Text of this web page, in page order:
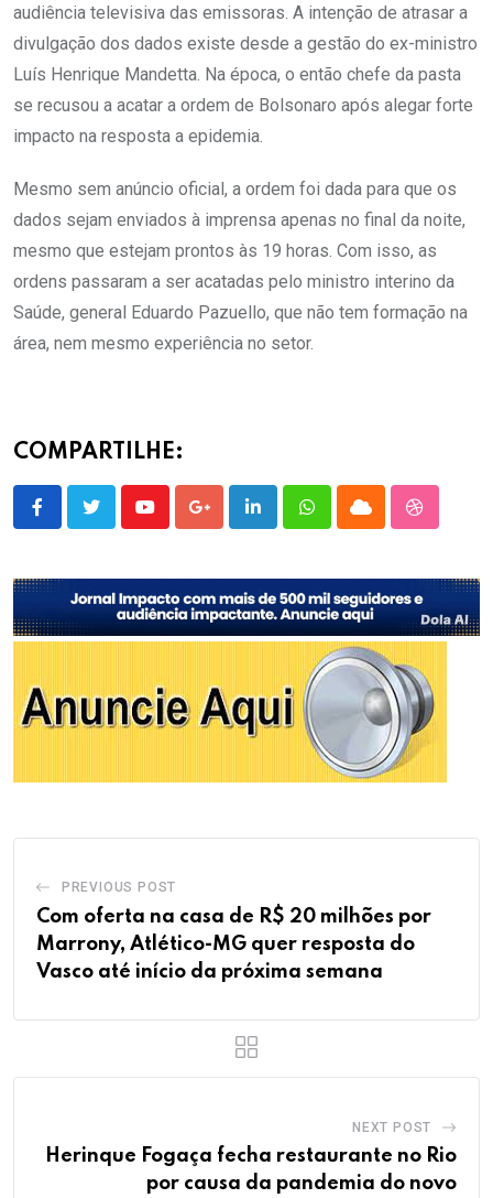
audiência televisiva das emissoras. A intenção de atrasar a
divulgação dos dados existe desde a gestão do ex-ministro
Luís Henrique Mandetta. Na época, o então chefe da pasta
se recusou a acatar a ordem de Bolsonaro após alegar forte
impacto na resposta a epidemia.
Mesmo sem anúncio oficial, a ordem foi dada para que os
dados sejam enviados à imprensa apenas no final da noite,
mesmo que estejam prontos às 19 horas. Com isso, as
ordens passaram a ser acatadas pelo ministro interino da
Saúde, general Eduardo Pazuello, que não tem formação na
área, nem mesmo experiência no setor.
COMPARTILHE:
YoutubeGoogle+LinkedInWhatsappCloud
PREVIOUS POST
Com oferta na casa de R$ 20 milhões por
Marrony, Atlético-MG quer resposta do
Vasco até início da próxima semana
NEXT POST
Herinque Fogaça fecha restaurante no Rio
por causa da pandemia do novo